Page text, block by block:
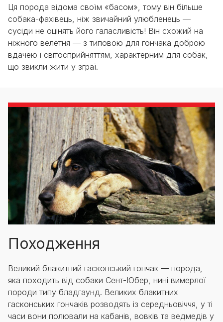
Ця порода відома своїм «басом», тому він більше
собака-фахівець, ніж звичайний улюбленець —
сусіди не оцінять його галасливість! Він схожий на
ніжного велетня — з типовою для гончака доброю
вдачею і світосприйняттям, характерним для собак,
що звикли жити у зграї.
Походження
Великий блакитний гасконський гончак — порода,
яка походить від собаки Сент-Юбер, нині вимерлої
породи типу бладгаунд. Великих блакитних
гасконських гончаків розводять із середньовіччя, у ті
часи вони полювали на кабанів, вовків та ведмедів у